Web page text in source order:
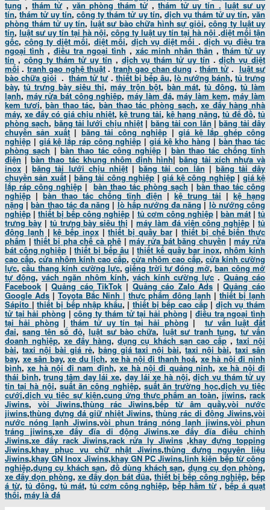
tụng , thám tử,văn phòng thám tử,thám tử uy tín . luật sư uy
tín,thám tử uy tín,công ty thám tử uy tín, dịch vụ thám tử uy tín,văn
phòng thám tử uy tín, luật sư bào chữa hình sự giỏi,công ty luật uy
tín, luật sư uy tín tại hà nội, công ty luật uy tín tại hà nội .diệt mối tận
gốc, công ty diệt mối, diệt mối, dịch vụ diệt mối .dịch vụ điều tra
ngoại tình , điều tra ngoại tình , xác minh nhân thân ,thám tử uy
tín , công ty thám tử uy tín , dịch vụ thám tử uy tín .dịch vụ diệt
mối . tranh gao nghệ thuật . tranh gao chan dung . thám tử. luật sư
bào chữa giỏi .thám tử tư. thiết bị bếp âu, lò nướng bánh,tủ trưng
bày,tủ trưng bày siêu thị,máy trộn bột, bàn mát, tủ đông, tủ làm
lạnh, máy rửa bát công nghiệp,máy làm đá,máy làm kem,máy làm
kem tươi,bàn thao tác,bàn thao tác phòng sạch,xe đẩy hàng nhà
máy,xe đẩy có giá chịu nhiệt, kệ trung tải,kệ hạng nặng, tủ để đồ, tủ
phòng sạch, băng tải lưới chịu nhiệt | băng tải con lăn |băng tải dây
chuyền sản xuất| băng tải công nghiệp |giá kệ lắp ghép công
nghiệp | giá kệ lắp ráp công nghiệp | giá kệ kho hàng | bàn thao tác
phòng sạch | bàn thao tác công nghiệp | bàn thao tác chống tĩnh
điện |bàn thao tác khung nhôm định hình|băng tải xích nhựa và
inox |băng tải lưới chịu nhiệt|băng tải con lăn | băng tải dây
chuyền sản xuất| băng tải công nghiệp |giá kệ công nghiệp| giá kệ
lắp ráp công nghiệp | bàn thao tác phòng sạch | bàn thao tác công
nghiệp | bàn thao tác chống tĩnh điện | kệ trung tải | kệ hạng
nặng |bàn thao tác đa năng | lò hấp nướng đa năng | lò nướng công
nghiệp |thiết bị bếp công nghiệp | tủ cơm công nghiệp| bàn mát| tủ
trưng bày| tủ trưng bày siêu thị | máy làm đá viên công nghiệp | tủ
đông lạnh |kệ bếp inox|thiết bị quầy bar| thiết bị chế biến thực
phẩm |thiết bị pha chế cà phê|máy rửa bát băng chuyền |máy rửa
bát công nghiệp |thiết bị bếp âu |thiết kế quầy bar inox,nhôm kính
cao cấp, cửa nhôm kính cao cấp, cửa nhôm cao cấp, cửa kính cường
lực,cầu thang kính cường lực,giếng trời tự đóng mở,ban công mở
tự động, vách ngăn nhôm kính, vách kính cường lực . Quảng cáo
Facebook |Quảng cáo TikTok | Quảng cáo Zalo Ads |Quảng cáo
Google Ads | Toyota Bắc Ninh | thực phẩm đông lạnh | thiết bị lạnh
Sápito |thiết bị bếp nhập khẩu, | thiết bị bếp cao cấp| dịch vụ thám
tử tại hải phòng |công ty thám tử tại hải phòng | điều tra ngoại tình
tại hải phòng | thám tử uy tín tại hải phòng | tư vấn luật đất
đai,sang tên sổ đỏ,luật sư bào chữa, luật sư tranh tụng, tư vấn
doanh nghiệp,xe đẩy hàng,dụng cụ khách sạn cao cấp, taxi nội
bài, taxi nội bài giá rẻ, bảng giá taxi nội bài,taxi nội bài,taxi sân
bay, xe sân bay,xe du lịch, xe hà nội đi thanh hoá, xe hà nội đi ninh
bình,xe hà nội đi nam định,xe hà nội đi quảng ninh, xe hà nội đi
thái bình,trung tâm dạy lái xe, dạy lái xe hà nội,dịch vụ thám tử uy
tín tại hà nội, suất ăn công nghiệp, suất ăn trường học,dịch vụ tiệc
cưới,dịch vụ tiệc sự kiện,cung ứng thực phẩm an toàn, jiwins,rack
Jiwins, vòi Jiwins,thùng rác Jiwins,bếp từ âm quầy,vòi nước
jiwins,thùng đựng đá giữ nhiệt Jiwins,thùng rác di động Jiwins,vòi
nước nóng lạnh Jiwins,vòi phun tráng nóng lạnh jiwins,vòi phun
tráng jiwins,xe đẩy đĩa di động Jiwins,xe đẩy đĩa điều chỉnh
Jiwins,xe đẩy rack Jiwins,rack rửa ly Jiwins,khay đựng topping
Jiwins,khay phục vụ chữ nhật Jiwins,thùng đựng nguyên liệu
Jiwins,khay GN Inox Jiwins,khay GN PC Jiwins,linh kiện bếp từ công
nghiệp,dụng cụ khách sạn, đồ dùng khách sạn, dụng cụ dọn phòng,
xe đẩy dọn phòng, xe đẩy dọn bát đũa, thiết bị bếp công nghiệp,bếp
á từ, tủ đông, tủ mát, tủ cơm công nghiệp,bếp hầm từ,bếp á quạt
thổi, máy là đá